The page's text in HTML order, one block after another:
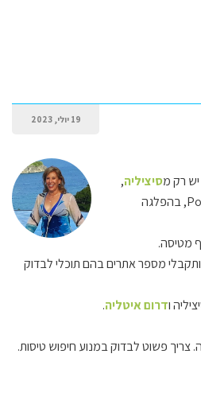
19 יולי, 2023
יש רק מסיציליה,
שמפליגה מעיירה בשם Pozzallo, בהפלגה
מטיסה.
כתבי בגוגל Ferries to Malta ותקבלי מספר אתרים בהם תוכלי לבדוק
ודרום איטליה.
צריך פשוט לבדוק במנוע חיפוש טיסות.